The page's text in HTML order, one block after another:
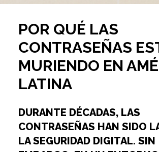
POR QUÉ LAS
CONTRASEÑAS
MURIENDO EN
LATINA
DURANTE DÉCADAS, LAS
CONTRASEÑAS HAN SIDO
LA SEGURIDAD DIGITAL. SIN